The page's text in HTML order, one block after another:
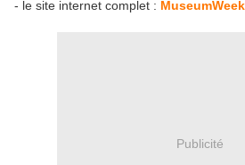
- le site internet complet :
Publicité